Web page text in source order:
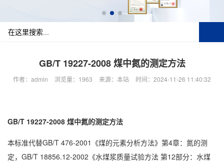
GB/T 19227-2008 煤中氮的测定方法
作者：admin 浏览量：1963 来源：本站 时间：2024-11-26 11:40:32
GB/T 19227-2008 煤中氮的测定方法
本标准代替GB/T 476-2001《煤的元素分析方法》第4章：氮的测
定，GB/T 18856.12-2002《水煤浆质量试验方法 第12部分：水煤